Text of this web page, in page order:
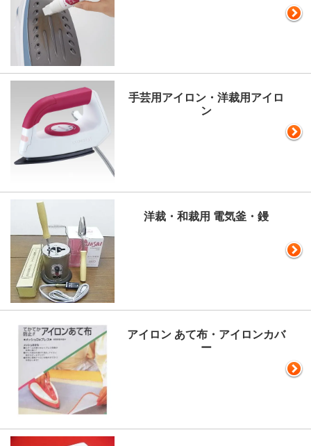
手芸用アイロン・洋裁用アイロ
ン
洋裁・和裁用 電気釜・鏝
アイロン あて布・アイロンカバ
ー